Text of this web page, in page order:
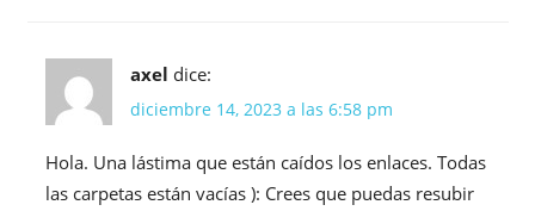
axel dice:
diciembre 14, 2023 a las 6:58 pm
Hola. Una lástima que están caídos los enlaces. Todas
las carpetas están vacías ): Crees que puedas resubir